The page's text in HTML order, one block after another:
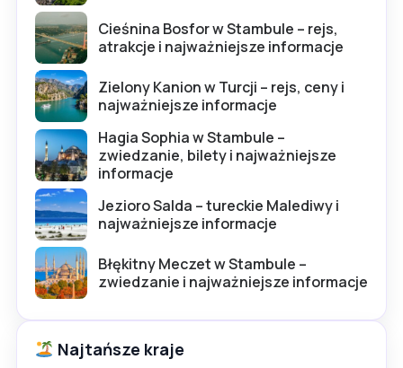
Cieśnina Bosfor w Stambule – rejs,
atrakcje i najważniejsze informacje
Zielony Kanion w Turcji – rejs, ceny i
najważniejsze informacje
Hagia Sophia w Stambule –
zwiedzanie, bilety i najważniejsze
informacje
Jezioro Salda – tureckie Malediwy i
najważniejsze informacje
Błękitny Meczet w Stambule –
zwiedzanie i najważniejsze informacje
Najtańsze kraje